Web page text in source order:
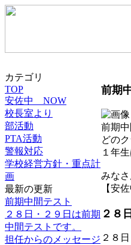
カテゴリ
TOP
安佐中 NOW
校長室より
部活動
PTA活動
警報対応
学校経営方針・重点計
画
最新の更新
前期中間テスト
２８日・２９日は前期
中間テストです。
担任からのメッセージ
前期
前期中
どの
１年
みな
【安
２８
２８